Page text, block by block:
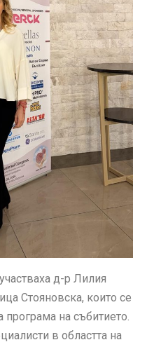
д-р Лилия
Стояновска, които се
на събитието.
в областта на